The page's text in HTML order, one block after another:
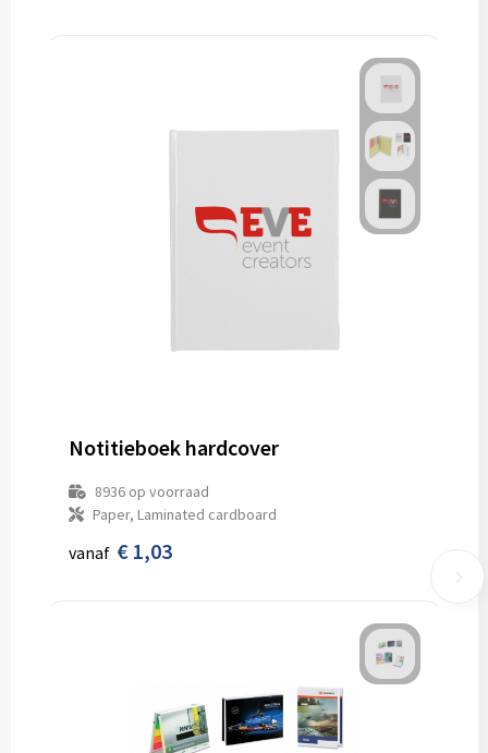
Notitieboek hardcover
8936op voorraad
Paper, Laminated cardboard
vanaf € 1,03